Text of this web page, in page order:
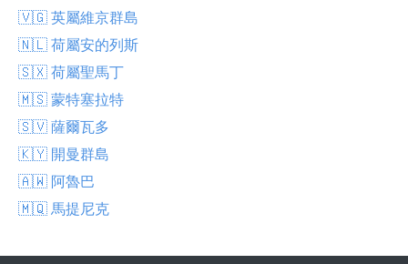
🇻🇬 英屬維京群島
🇳🇱 荷屬安的列斯
🇸🇽 荷屬聖馬丁
🇲🇸 蒙特塞拉特
🇸🇻 薩爾瓦多
🇰🇾 開曼群島
🇦🇼 阿魯巴
🇲🇶 馬提尼克